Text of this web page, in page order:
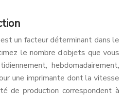
un facteur déterminant dans le
le nombre d’objets que vous
hebdomadairement,
une imprimante dont la vitesse
de production correspondent à